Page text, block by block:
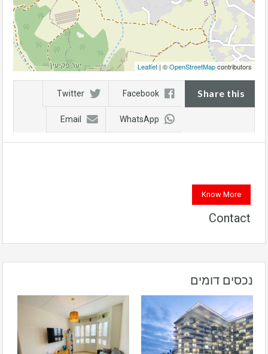
Leaflet | ©OpenStreetMapcontributors
Share this
Facebook
Twitter
WhatsApp
Email
Know More
Contact
נכסים דומים